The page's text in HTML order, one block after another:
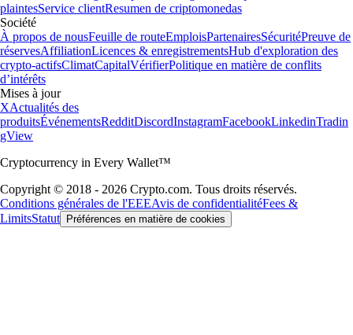
plaintesService clientResumen de criptomonedas
Société
À propos de nousFeuille de routeEmploisPartenairesSécuritéPreuve de
réservesAffiliationLicences & enregistrementsHub d'exploration des
crypto-actifsClimatCapitalVérifierPolitique en matière de conflits
d’intérêts
Mises à jour
XActualités des
produitsÉvénementsRedditDiscordInstagramFacebookLinkedinTradin
gView
Cryptocurrency in Every Wallet™
Copyright © 2018 - 2026 Crypto.com. Tous droits réservés.
Conditions générales de l'EEEAvis de confidentialitéFees &
LimitsStatut Préférences en matière de cookies